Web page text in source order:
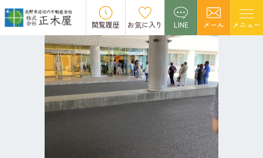
閲覧履歴 お気に入り LINE メール メニュー